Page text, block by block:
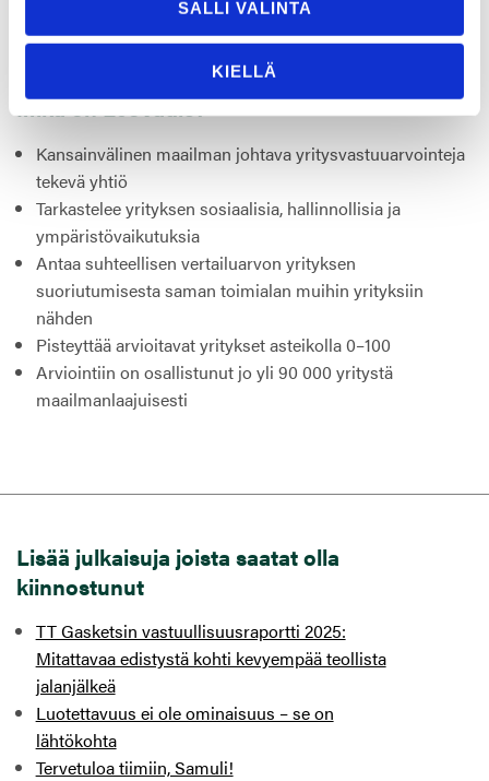
SALLI VALINTA
KIELLÄ
asioissa, joihin pystymme vaikuttamaan. Sen jälkeen
mietimme, miten epäsuorat ja välilliset päästöt saadaan
Mikä on EcoVadis?
Kansainvälinen maailman johtava yritysvastuuarvointeja
tekevä yhtiö
Tarkastelee yrityksen sosiaalisia, hallinnollisia ja
ympäristövaikutuksia
Antaa suhteellisen vertailuarvon yrityksen
suoriutumisesta saman toimialan muihin yrityksiin
nähden
Pisteyttää arvioitavat yritykset asteikolla 0–100
Arviointiin on osallistunut jo yli 90 000 yritystä
maailmanlaajuisesti
Lisää julkaisuja joista saatat olla
kiinnostunut
TT Gasketsin vastuullisuusraportti 2025:
Mitattavaa edistystä kohti kevyempää teollista
jalanjälkeä
Luotettavuus ei ole ominaisuus – se on
lähtökohta
Tervetuloa tiimiin, Samuli!